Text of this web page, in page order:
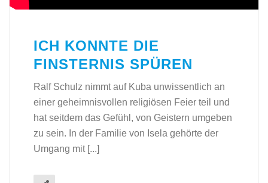
ICH KONNTE DIE
FINSTERNIS SPÜREN
Ralf Schulz nimmt auf Kuba unwissentlich an
einer geheimnisvollen religiösen Feier teil und
hat seitdem das Gefühl, von Geistern umgeben
zu sein. In der Familie von Isela gehörte der
Umgang mit [...]